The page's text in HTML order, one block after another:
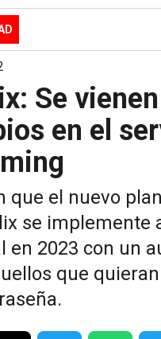
Se vienen
en el
que el nuevo
se implemente
en 2023 con un
que